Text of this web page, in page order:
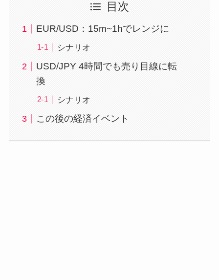
目次
EUR/USD：15m~1hでレンジに
シナリオ
USD/JPY 4時間でも売り目線に転
換
シナリオ
この後の経済イベント